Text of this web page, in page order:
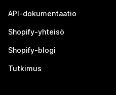
API-dokumentaatio
Shopify-yhteisö
Shopify-blogi
Tutkimus